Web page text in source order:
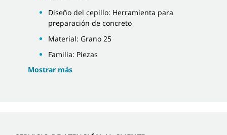
Diseño del cepillo: Herramienta para
preparación de concreto
Material: Grano 25
Familia: Piezas
Mostrar más